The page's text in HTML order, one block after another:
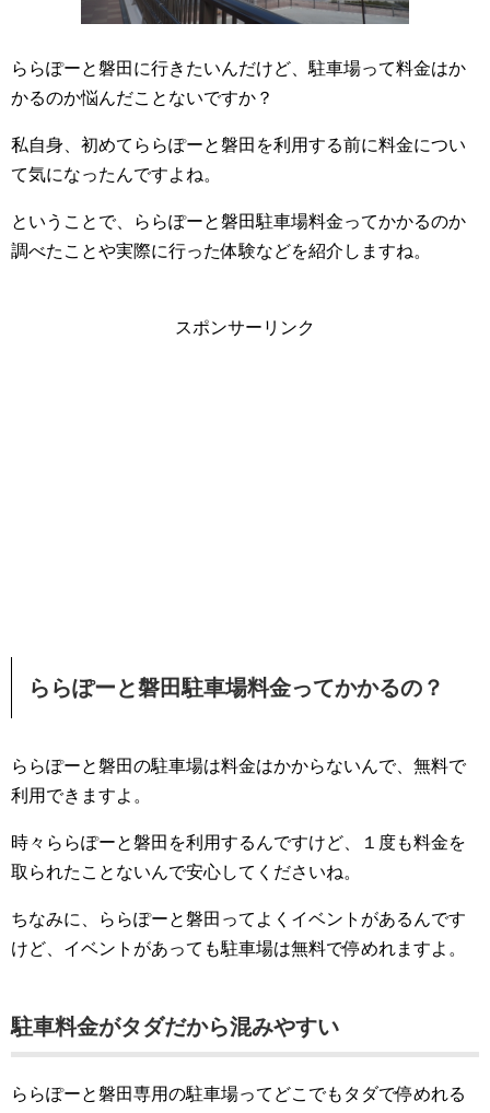
ららぽーと磐田に行きたいんだけど、駐車場って料金はか
かるのか悩んだことないですか？
私自身、初めてららぽーと磐田を利用する前に料金につい
て気になったんですよね。
ということで、ららぽーと磐田駐車場料金ってかかるのか
調べたことや実際に行った体験などを紹介しますね。
スポンサーリンク
ららぽーと磐田駐車場料金ってかかるの？
ららぽーと磐田の駐車場は料金はかからないんで、無料で
利用できますよ。
時々ららぽーと磐田を利用するんですけど、１度も料金を
取られたことないんで安心してくださいね。
ちなみに、ららぽーと磐田ってよくイベントがあるんです
けど、イベントがあっても駐車場は無料で停めれますよ。
駐車料金がタダだから混みやすい
ららぽーと磐田専用の駐車場ってどこでもタダで停めれる